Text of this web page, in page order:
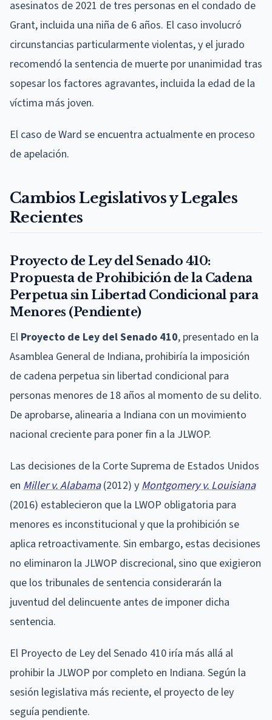
asesinatos de 2021 de tres personas en el condado de
Grant, incluida una niña de 6 años. El caso involucró
circunstancias particularmente violentas, y el jurado
recomendó la sentencia de muerte por unanimidad tras
sopesar los factores agravantes, incluida la edad de la
víctima más joven.
El caso de Ward se encuentra actualmente en proceso
de apelación.
Cambios Legislativos y Legales
Recientes
Proyecto de Ley del Senado 410:
Propuesta de Prohibición de la Cadena
Perpetua sin Libertad Condicional para
Menores (Pendiente)
El Proyecto de Ley del Senado 410, presentado en la
Asamblea General de Indiana, prohibiría la imposición
de cadena perpetua sin libertad condicional para
personas menores de 18 años al momento de su delito.
De aprobarse, alinearia a Indiana con un movimiento
nacional creciente para poner fin a la JLWOP.
Las decisiones de la Corte Suprema de Estados Unidos
en Miller v. Alabama(2012) y Montgomery v. Louisiana
(2016) establecieron que la LWOP obligatoria para
menores es inconstitucional y que la prohibición se
aplica retroactivamente. Sin embargo, estas decisiones
no eliminaron la JLWOP discrecional, sino que exigieron
que los tribunales de sentencia considerarán la
juventud del delincuente antes de imponer dicha
sentencia.
El Proyecto de Ley del Senado 410 iría más allá al
prohibir la JLWOP por completo en Indiana. Según la
sesión legislativa más reciente, el proyecto de ley
seguía pendiente.